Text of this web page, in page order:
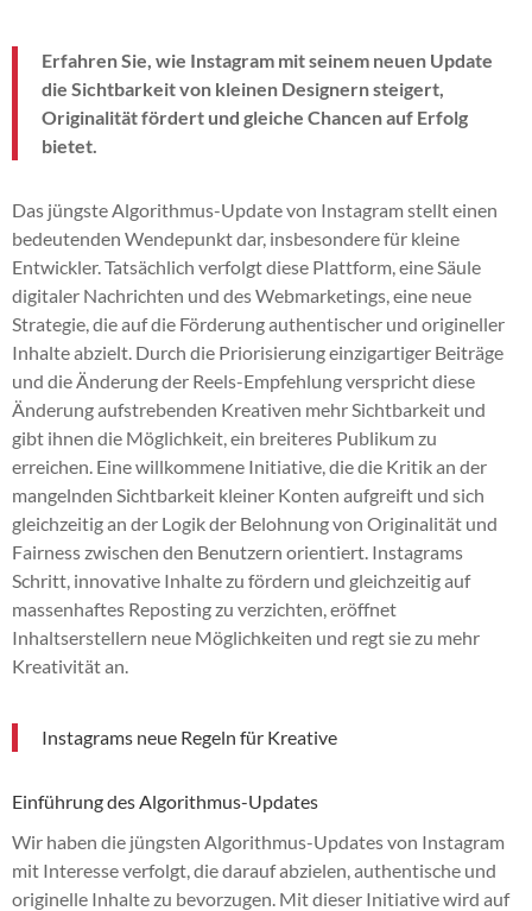
Erfahren Sie, wie Instagram mit seinem neuen Update
die Sichtbarkeit von kleinen Designern steigert,
Originalität fördert und gleiche Chancen auf Erfolg
bietet.
Das jüngste Algorithmus-Update von Instagram stellt einen
bedeutenden Wendepunkt dar, insbesondere für kleine
Entwickler. Tatsächlich verfolgt diese Plattform, eine Säule
digitaler Nachrichten und des Webmarketings, eine neue
Strategie, die auf die Förderung authentischer und origineller
Inhalte abzielt. Durch die Priorisierung einzigartiger Beiträge
und die Änderung der Reels-Empfehlung verspricht diese
Änderung aufstrebenden Kreativen mehr Sichtbarkeit und
gibt ihnen die Möglichkeit, ein breiteres Publikum zu
erreichen. Eine willkommene Initiative, die die Kritik an der
mangelnden Sichtbarkeit kleiner Konten aufgreift und sich
gleichzeitig an der Logik der Belohnung von Originalität und
Fairness zwischen den Benutzern orientiert. Instagrams
Schritt, innovative Inhalte zu fördern und gleichzeitig auf
massenhaftes Reposting zu verzichten, eröffnet
Inhaltserstellern neue Möglichkeiten und regt sie zu mehr
Kreativität an.
Instagrams neue Regeln für Kreative
Einführung des Algorithmus-Updates
Wir haben die jüngsten Algorithmus-Updates von Instagram
mit Interesse verfolgt, die darauf abzielen, authentische und
originelle Inhalte zu bevorzugen. Mit dieser Initiative wird auf